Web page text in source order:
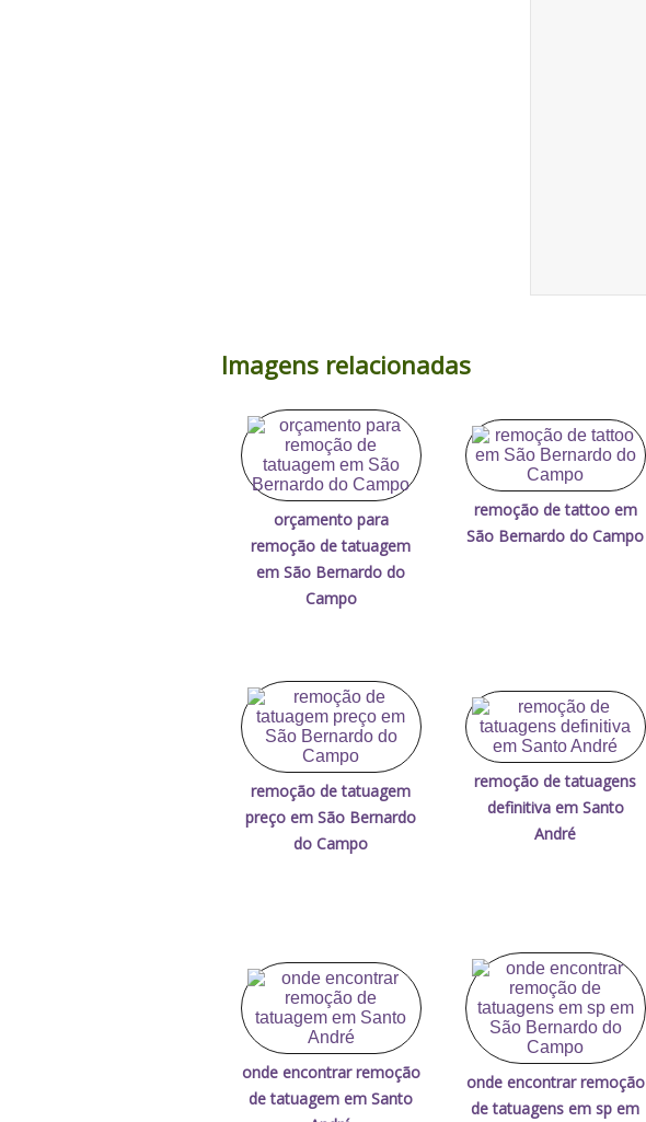
Imagens relacionadas
orçamento para
remoção de tatuagem
em São Bernardo do
Campo
remoção de tattoo em
São Bernardo do Campo
remoção de tatuagem
preço em São Bernardo
do Campo
remoção de tatuagens
definitiva em Santo
André
onde encontrar remoção
de tatuagem em Santo
onde encontrar remoção
de tatuagens em sp em